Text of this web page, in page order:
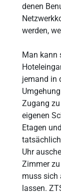
denen
werden,
Man kann
jemand in
Zugang
eigenen
Etagen
Uhr
Zimmer
muss sich
lassen.